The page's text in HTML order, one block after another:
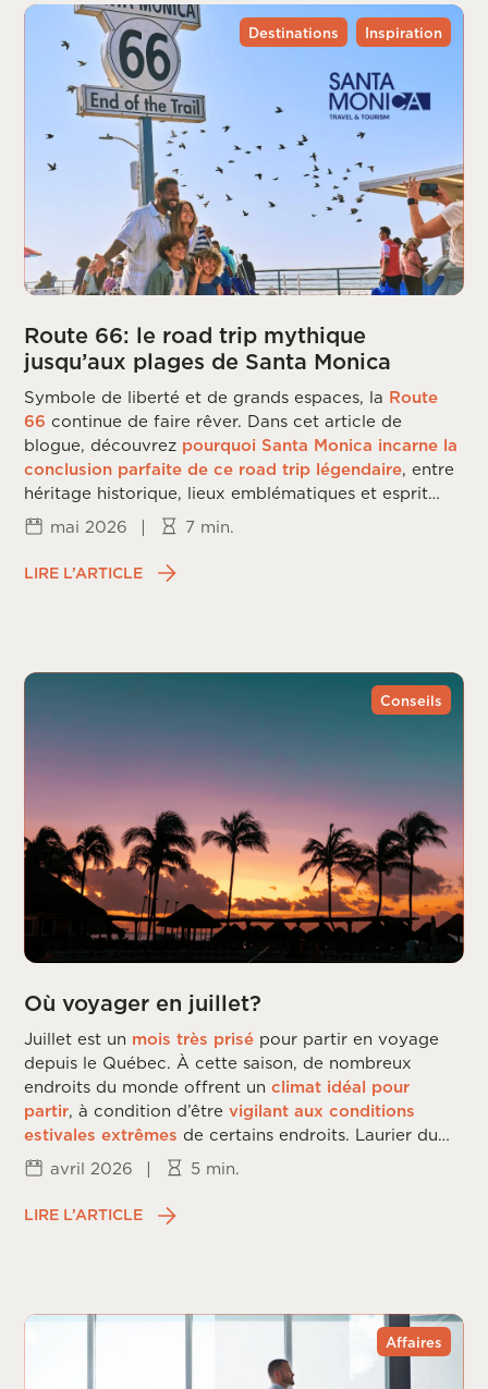
Destinations Inspiration
Route 66: le road trip mythique
jusqu’aux plages de Santa Monica
Symbole de liberté et de grands espaces, la Route
66 continue de faire rêver. Dans cet article de
blogue, découvrez pourquoi Santa Monica incarne la
conclusion parfaite de ce road trip légendaire, entre
héritage historique, lieux emblématiques et esprit
californien.
mai 2026 | 7 min.
LIRE L’ARTICLE
Conseils
Où voyager en juillet?
Juillet est un mois très prisé pour partir en voyage
depuis le Québec. À cette saison, de nombreux
endroits du monde offrent unclimat idéal pour
partir, à condition d’êtrevigilant aux conditions
estivales extrêmes de certains endroits. Laurier du
Vallon vous dévoile les
meilleures destinations
voyage en
juillet
avril 2026 | 5 min.
LIRE L’ARTICLE
Affaires